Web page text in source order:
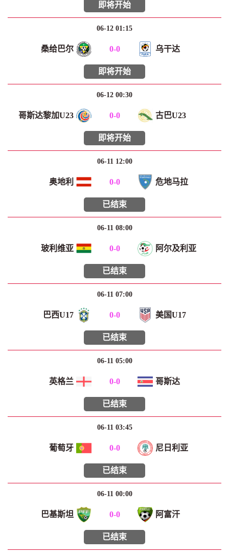
即将开始
06-12 01:15
桑给巴尔 0-0 乌干达
即将开始
06-12 00:30
哥斯达黎加U23 0-0 古巴U23
即将开始
06-11 12:00
奥地利 0-0 危地马拉
已结束
06-11 08:00
玻利维亚 0-0 阿尔及利亚
已结束
06-11 07:00
巴西U17 0-0 美国U17
已结束
06-11 05:00
英格兰 0-0 哥斯达
已结束
06-11 03:45
葡萄牙 0-0 尼日利亚
已结束
06-11 00:00
巴基斯坦 0-0 阿富汗
已结束